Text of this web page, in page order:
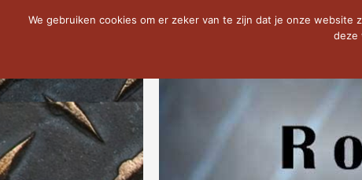
NOW TRENDING: THE VICIOUS HEAD
We gebruiken cookies om er zeker van te zijn dat je onze
deze